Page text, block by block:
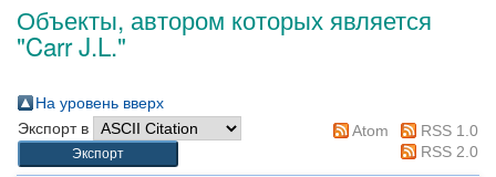
Объекты, автором которых является
"Carr J.L."
На уровень вверх
Экспорт в
Atom
RSS 1.0
RSS 2.0